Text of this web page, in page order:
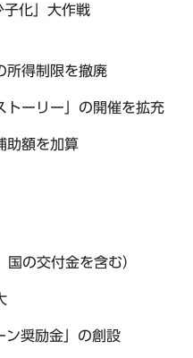
子化」大作戦
所得制限を撤廃
トーリー」の開催を拡充
助額を加算
の交付金を含む）
ン奨励金」の創設